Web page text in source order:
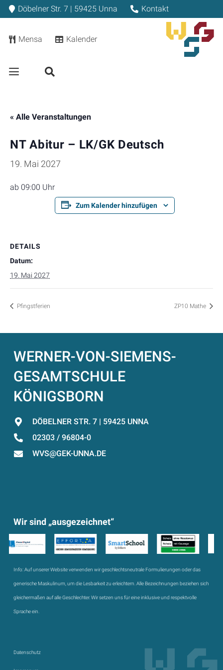
Döbelner Str. 7 | 59425 Unna Kontakt
Mensa Kalender
« Alle Veranstaltungen
NT Abitur – LK/GK Deutsch
19. Mai 2027
ab 09:00 Uhr
Zum Kalender hinzufügen
DETAILS
Datum:
19. Mai 2027
Pfingstferien ZP10 Mathe
WERNER-VON-SIEMENS-
GESAMTSCHULE
KÖNIGSBORN
DÖBELNER STR. 7 | 59425 UNNA
02303 / 96804-0
WVS@GEK-UNNA.DE
Wir sind „ausgezeichnet“
Info:Auf unserer Website verwenden wir geschlechtsneutrale Formulierungen oder das
generische Maskulinum, um die Lesbarkeit zu erleichtern. Alle Bezeichnungen beziehen sich
gleichermaßen auf alle Geschlechter. Wir setzen uns für eine inklusive und respektvolle
Sprache ein.
Datenschutz